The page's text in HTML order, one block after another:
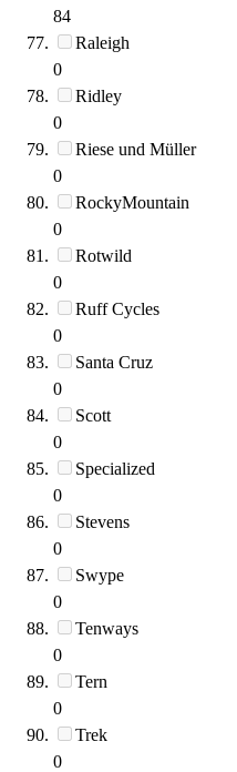
84
Raleigh
0
Ridley
0
Riese und Müller
0
RockyMountain
0
Rotwild
0
Ruff Cycles
0
Santa Cruz
0
Scott
0
Specialized
0
Stevens
0
Swype
0
Tenways
0
Tern
0
Trek
0